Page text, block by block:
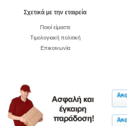
Σχετικά με την εταιρεία
Ποιοί είμαστε
Τιμολογιακή πολιτική
Επικοινωνία